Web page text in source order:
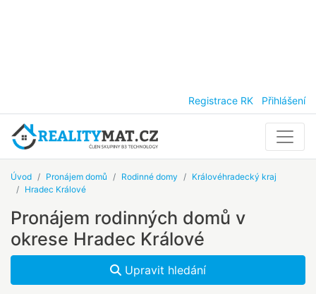
Registrace RK Přihlášení
Úvod Pronájem domů Rodinné domy
Královéhradecký kraj
Hradec Králové
Pronájem rodinných domů v
okrese Hradec Králové
Upravit hledání